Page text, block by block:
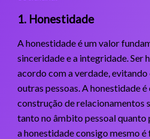
1. Honestidade
A honestidade é um valor
sinceridade e a integridade. Ser
acordo com a verdade,
outras pessoas. A honestidade é
construção de relacionamentos
tanto no âmbito pessoal quanto
a honestidade consigo mesmo